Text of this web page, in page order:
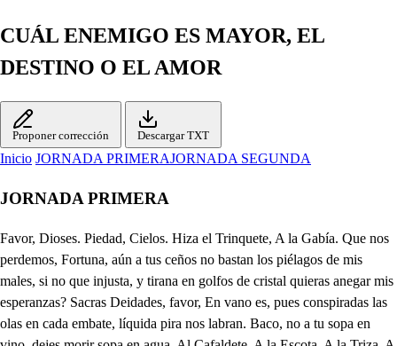
CUÁL ENEMIGO ES MAYOR, EL
DESTINO O EL AMOR
Proponer corrección Descargar TXT
Inicio JORNADA PRIMERAJORNADA SEGUNDA
JORNADA PRIMERA
Favor, Dioses. Piedad, Cielos. Hiza el Trinquete, A la Gabía. Que nos perdemos, Fortuna, aún a tus ceños no bastan los piélagos de mis males, si no que injusta, y tirana en golfos de cristal quieras anegar mis esperanzas? Sacras Deidades, favor, En vano es, pues conspiradas las olas en cada embate, líquida pira nos labran. Baco, no a tu sopa en vino, dejes morir sopa en agua. Al Cafaldete. A la Escota. A la Triza. A la Mesana. Favor, Dioses. Ya te atienden. Piedad, Cielos. Ya te amparan, amaina monstruo; amaina, las horridas líquidas cóleras cándidas, que el vago soplo riza del Austro que amenaza, amaina, Aguardad, que ya parece que a nuestras míseras ansias al Marserenan. Yo doy q vierta flamante el Iris su transparente nacar; amaina monstruo; ama ina En su Delfín los calme el undoso Monarca, ceda a conchas bruñidas carrozas argentadas; amaina monstruo, amaína Y pues amor desciende de las esferas sacras, a vencer en tus penas aún mayores borrasca ya te atiende, ya te an se compadecen los Dioses. Es verdad, puesto que rasga los sacros celestes velos, Deidad, cuyas consonancias a la tal Deidad mil gracias, que ser rana no quisiera, aunque dizque no soy rana. Repitiendo cuando puebla de luces la esfera vaga. Amaina mostruo, amaina, serene el Mar las ondas, y en su cerúlea espalda Feliz, o gran madre! aquel que en dulce puerto te abraza. Dichoso aquel que después de la tormenta te abraza. Mas quiero tus tropezones que del golfo las bonanzas. Y tu flamante Deidad? Y tu enigma soberana? A cuyo sonoro Imperio. julao A cuya voz acordada. Serena el Boreas su furia. El Mar su soberbia calma. Quién eres? Y dónde vives? para hurtarte la garganta? Jovenes, a cuyas vidas, deudor el Cielo se halla, pues ya su piedad empeña, quien de su piedad se ampara, Acteón, y Melanto, Nobles Príncipes, ambos de Arcadia, Amor soy, aquel Sagrado, dulce imperio de las Almas, que dominando en su Esfera ilustra lo que abasalla; pues solo de mi violencia vive ejempra la ignorancia, enemigo de los hados, cuyas influencias varias presumen sus persuasiones, tanto, como mis constancias, he sido, y en vuestras vidas he de proseguir la incauta suprema razón, de que no se me reserve nada: Y así, aunque hoy contra vosotros la Fortuna se declara, haciendo que ese salobre Etna inconstante de plata. donde cándidas cenizas son leves espumas canas, si a llamas de olas os hiela, si a olas de hielo os abrasa, prenda en la mísera Nave, que de su horror inundada, las cristalinas Centellas, desde el Timón a la Gabía, u exhalación la acreditan, o vesubió la acompañan. Yo solo, a quien vuestro auxilio le toca Deidad contraria, a la injuria del destino, después de hacer que en bonanzas trueque ese campo cerúleo tanta verdinegra saña, en más apacible estancia desmienta la vista horrores, con tal que ninguno añada a la vista los curiosos anhelos de la esperanza. Guíanos, Deidad suprema, pues ves que de nuestra Patria, huyendo injurias del hado, hemos venido a tus plantas. Dichosamente, en quien logra de la tormenta pasada tanto alivio. Vamos presto, que ya la cena me escarba. De la Rosa que enamoras huye arroyo las caricias, pues aunque tus cristales se despeñan, mayor riesgo se esconde en lo que estimas. Aunque transparente tu undosa corriente la Selva camina, y al fin de tu vuelo, tú mismo de hielo te Mayor riesgo se esconde en lo que estimas. Aunque tan hermosa purpúrea la Rosa. tu amor acredita, di no importa, que osado mueras despeñado, pues si lo examinas, Mayor riesgo se esconde en lo que estimas. Avisos exala, si adoras la gala, que el Austro marchita; y aunque deliciosa la mires hermosa, con guarda de espinas, Mayor riesgo se esconde en lo que estimas. De la Rosa que enamoras, Qué bien repite este acento! Qué mal esta voz pública! Que Amor es riesgo del Alma. Que Amor es del pecho ruina. Proseguid. No prosigáis. . Qué dices? Nada, si implica a tu precepto. Llegad a donde el Amor os guía, pues que las puertas abiertas de este Alcázar, facilitan el que pueda franquearos mis glorias. mi amor! no es esta, Melanto, Diana, a quien sacrifica mi fe, adorando en su estatua una Alma, que ya no es mía? Qué hermosura tan perfecta! Qué beldad tan peregrina! Mejor que todo esto, fuera la mutación de hostería. Ay Amor! con razón dices, que al mayor bien encaminas nuestros pasos. No es razón que me convence la mía El riesgo ha de idolatrarse. Cómo? cuando en él peligra la adoración; y aunque no es cuestión de este lugar digna, no aquí como que se siente, sino como que se lidia, se ventile. Está bien. . Pues alternen ecos las Ninfas. Cielos, qué mira Aunque de Diana hermosa es la belleza divina, de esotra Ninfa el imperio no hay atención que no rinda, en su hermosura me abraso. Que violenta tiranía, los sentidos a la vista! a lograros mis delicias. Yo voy viendo que no hay cen reniego de la visita. Cuando en el amor más fiel se eleve el afecto igual, debe hacer fuga del Mar, u debe morir en él? Cuando en el Amor más fiel. Se eleve el afecto igual. Debe hacer fuga del mal? Vdebe morir en él? Debe huirle, si violento a la esperanza lerguía, que en llegando a la osadía, fallece el merecimiento; ib si es su intento e e con Ol ta n Ya en vuestro favor empiezo Cielos, me reduce todos a ento a ve adorarle rendido, ves aunque el Etna ha encontra le añade con lo abrasado, alces a lo encendido, ha querido ser feliz, sed admitido, D debe amar su ardor cruel. l V debe morir en él. Debe huirle, pues ofende. ve amarle, pues obliga. Así a la esquivez mitiga. si a más glorias asciende. , . Mal lo entiende quien incita, y quien defiende, que el afecto más fiel, y debe sin difinicio Que el afe Quién eres tú Pues él debe huir el mal, morir en él. abrázar en su suerte ya parcial, y ya homicida, para el réspeto la vida, para la ofensa la muerte; con que advierte el Amor postrado, y fuer to que tempestad improvisa, oculta la luz al Sol? Qué asombro! Ya voló el día. Guarda la fiera. Seguidme, pues esas voces publican, que en busca de alguna fiera se ha empeñado la osadía de mis Monteros, no hagáis caso de esa niebla esquiva, pues presto será a mis voces vaga funesta ruina. Ya te sigo. Al Monte, al llano. . Qué horror! Y yo en tus fatigas, dando lugar a mis flechas, pisare el rumbo que elijas. . Seguidme. Ya voy contigo. . Aguarda. en Dónde caminas? d A la Selva. . Cómo, si la triste prisión habitas de tu Destino? Engaño es? pues di, que miras después de ese horror, que yo somento, por si te avisa? l. Tristes calabozos veo, funestas bóvedas frías, por donde el horror bosteza, por donde el miedo respira. Dónde estoy, Cielos? Escucha, satisfaré a lo que admiras, cuando acompañen mis ecos, quejas de los que aquí habitan. Ay de aquel, ay de aquel, que aliviando su mal en el morir, malogra con vivir su padecer. Yo, Joven extranjero, soy tu Destino fiero, de tu vida enemigo el más cruel, quien hizo que oportuno malquistase Neptuno del Mar, y el viento la mudable fe. También es tu enemigo Amor, pues aunque amigo, te obliga astuto su tirano arder, de aquese propio halago Áspid, que hiere a quien le abriga fiel, Amor ha recatado, y el Destino ha mostrado la sana contra ti. ad al Tú verás quien es contrario más fiero, el uno lisonjero, y el otro declarando su esquivez; y así teme mi ira, y pues amor te inspira, vuelve a oír de la Diosa del desdén las venatorias voces, mientras dicen veloces los ecos del sentir, y el fallecer. Ay de aquel . A la Selva. Por aquí. pb Al jardín todos, que en él la fiera entro. Tó, barcino. . Al jardín. Oye, detén la fuga, enemigo asombro; mas en vano lo intente, pues mejorar el Destino, aún no lo alcanza el poder. No basta, Divinos Cielos, que unidos contra mí estén el Amor, áspid cruel, venenos vierta del mal, entre las flores del bien; la belleza de Diana, que en su Estatua idolatré, la causa hermosa; ay de mí, de darme muerte ha de ser O nunca nacido hubiera quién nace infeliz! a que supremas oposiciones funden el objeto en él A dónde huiré de mí mismo? tú a dónde, Cielos, iré? pues de esta prisión oscura, atezada lobreguez, no me da lugar a más de que diga: Feliz aquel, que aliviando su mal en el sentir, logrará con vivir su padecer, Cielos, que contraria voz muda el semblante esta vez al horror, cuando repite, vuelto el pesar en placer. p , . Feliz aquel, de Amor, y su poder, si puede triunfar, si logra alumbrar, si sabe vencer mayor horror del que funesto ves; aunque afirma el Destino, que soy contigo infiel, yo intento vivir, pudiendo adquirir contigo el tener asegurada en tu opinión mi fe: sigue la luz flamante de aquesta Antorcha, en quien es el resplandor imán superior, y guiado de él, saols? D VA podrá mi acento decir otra vez: Feliz aquel, Qué poderosa violencia es la que llega a tener tu voz, que el riesgo conozco, y estoy muriendo por él Si a tu dicha te conduzco, entonces no verás que es vil astucia del Destino el afirmarte, que fue engaño el auxilio mío. la hermosa luz que idolatro, mas que el eco diga infiel. Tó, barcino. Al Monte, al llano. od noga Al jardín. a aupuna Por aquí fue. Dónde, Cielos, de mi injusta suerte me podré esconder? . Seguidme todas, no quede planta, o tronco en el vergel, que no se examine, . Eb obring Ay Cielos! que en mi fuga tropecé. Qué importa, Irifile hermosa, si ya en mis brazos tenéis nuevo Alcides de otro Cielo que ama toque oonariom goslo y La voz suspended, que si en fe de la licencia de seguir la fiera, hacéis osada la permisión de entrar con injusta fe vuestro error. Me lisonjeará, Ninfas, Monteros. Qué hacéis? Llamar a quiene Advertid. Esto ha de ser: Cazadores. s y ̱. Qué nos quieres? Ay de mí! yo muero que sola Diana sigue la fiera, que en el vergel ha entrado, seguidme todos Solamente amago fue, mas yo seguiré sus luces, por lograrla lo cruel. Ya te seguimos Yo no, porque gran necedade segu ir de en el pensil de Diana, habrá quien castigue en él dándome en que padecer; y así, pues yo os idolatro. ras, donde hay eron se queda para que yo me vaya. Al arma, esquivez; que linda ocasión es esta de emplear los cenos bien! tu